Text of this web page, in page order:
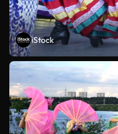
iStock